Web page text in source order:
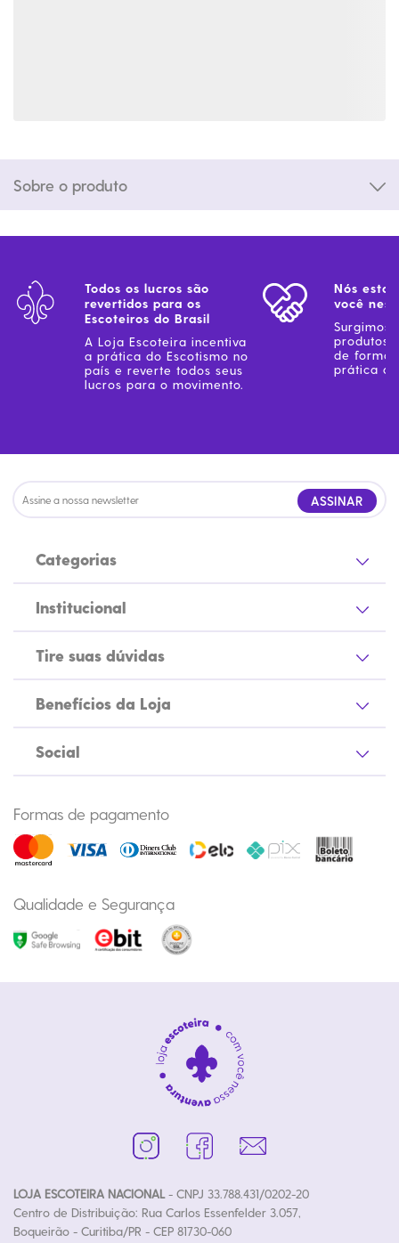
Sobre o produto
Todos os lucros são
revertidos para os
Escoteiros do Brasil
A Loja Escoteira incentiva
a prática do Escotismo no
país e reverte todos seus
lucros para o movimento.
Nós
você
Surgimos
produtos
de forma
prática
ASSINAR
Categorias
Institucional
Tire suas dúvidas
Benefícios da Loja
Social
Formas de pagamento
Qualidade e Segurança
LOJA ESCOTEIRA NACIONAL- CNPJ 33.788.431/0202-20
Centro de Distribuição: Rua Carlos Essenfelder 3.057,
Boqueirão - Curitiba/PR - CEP 81730-060